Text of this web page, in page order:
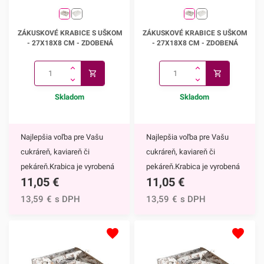
slávnostné príležitosti, takže
ju využijete napríklad na
svadobné výslužky pre
ks/bal.Krabice dodávame v
rozloženom
stave!Odporúčame pozrieť aj
27x18x8 cm
ZÁKUSKOVÉ KRABICE S UŠKOM
- 27X18X8 CM - ZDOBENÁ
Skladom
Najlepšia voľba pre Vašu
cukráreň, kaviareň či
pekáreň.Krabica je vyrobená
z trojvrstvovej vlnitej lepenky
(vlna E), takže je mimoriadne
praktická pri prevoze rôznych
cukrárskych výrobkov,
11,05 €
13,59 € s DPH
27x18x8 cm
ZÁKUSKOVÉ KRABICE S UŠKOM
- 27X18X8 CM - ZDOBENÁ
Skladom
Najlepšia voľba pre Vašu
cukráreň, kaviareň či
pekáreň.Krabica je vyrobená
z trojvrstvovej vlnitej lepenky
(vlna E), takže je mimoriadne
praktická pri prevoze rôznych
cukrárskych výrobkov,
11,05 €
13,59 € s DPH